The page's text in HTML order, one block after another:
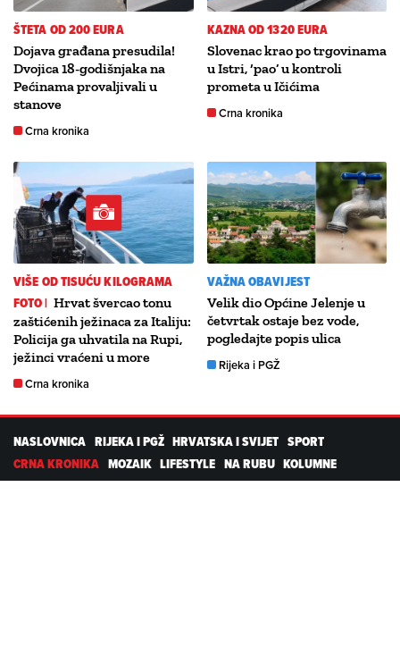
ŠTETA OD 200 EURA
Dojava građana presudila!
Dvojica 18-godišnjaka na
Pećinama provaljivali u
stanove
Crna kronika
KAZNA OD 1320 EURA
Slovenac krao po trgovinama
u Istri, ‘pao’ u kontroli
prometa u Ičićima
Crna kronika
VIŠE OD TISUĆU KILOGRAMA
FOTO | Hrvat švercao tonu
zaštićenih ježinaca za Italiju:
Policija ga uhvatila na Rupi,
ježinci vraćeni u more
Crna kronika
VAŽNA OBAVIJEST
Velik dio Općine Jelenje u
četvrtak ostaje bez vode,
pogledajte popis ulica
Rijeka i PGŽ
NASLOVNICA RIJEKA I PGŽ HRVATSKA I SVIJET SPORT
CRNA KRONIKA MOZAIK LIFESTYLE NA RUBU KOLUMNE
PROMO